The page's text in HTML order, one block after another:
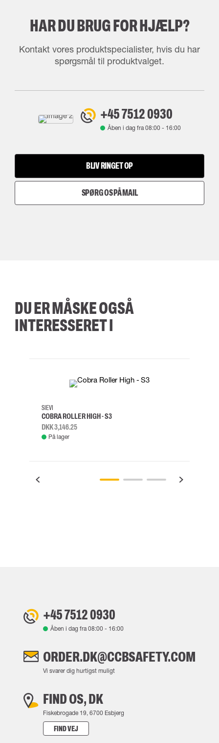
HAR DU BRUG FOR HJÆLP?
Kontakt vores produktspecialister, hvis du har
spørgsmål til produktvalget.
+45 7512 0930
Åben i dag fra08:00- 16:00
BLIV RINGET OP
SPØRG OS PÅ MAIL
DU ER MÅSKE OGSÅ
INTERESSERET I
38
SIEVI
COBRA ROLLER HIGH - S3
DKK 3,146.25
På lager
+45 7512 0930
Åben i dag fra08:00 - 16:00
ORDER.DK@CCBSAFETY.COM
Vi svarer dig hurtigst muligt
FIND OS, DK
Fiskebrogade 19, 6700 Esbjerg
FIND VEJ